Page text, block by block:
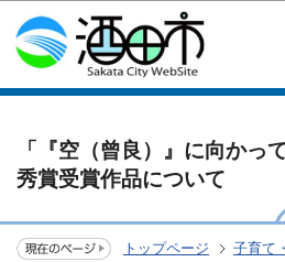
このページの本
「『空（曾良）』に向かっ
秀賞受賞作品について
トップページ 子育て